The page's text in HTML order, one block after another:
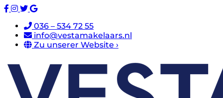
036 – 534 72 55
info@vestamakelaars.nl
Zu unserer Website ›